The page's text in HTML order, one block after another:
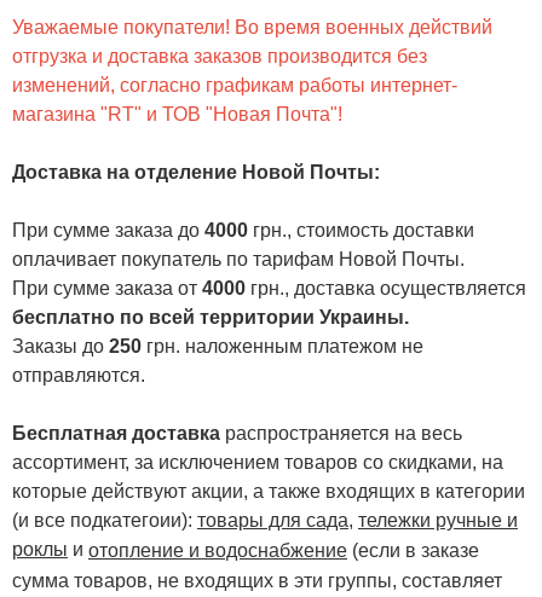
Уважаемые покупатели! Во время военных действий
отгрузка и доставка заказов производится без
изменений, согласно графикам работы интернет-
магазина "RT" и ТОВ "Новая Почта"!
Доставка на отделение Новой Почты:
При сумме заказа до 4000 грн., стоимость доставки
оплачивает покупатель по тарифам Новой Почты.
При сумме заказа от 4000 грн., доставка осуществляется
бесплатно по всей территории Украины.
Заказы до 250 грн. наложенным платежом не
отправляются.
Бесплатная доставка распространяется на весь
ассортимент, за исключением товаров со скидками, на
которые действуют акции, а также входящих в категории
(и все подкатегоии): товары для сада, тележки ручные и
роклы и отопление и водоснабжение (если в заказе
сумма товаров, не входящих в эти группы, составляет